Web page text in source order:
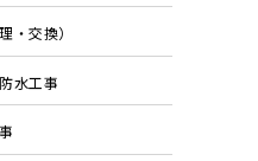
・交換）
水工事